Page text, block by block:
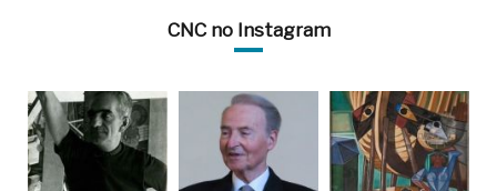
CNC no Instagram